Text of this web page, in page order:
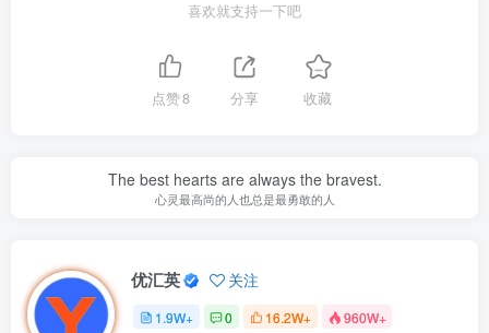
喜欢就支持一下吧
点赞8 分享 收藏
The best hearts are always the bravest.
心灵最高尚的人也总是最勇敢的人
优汇英 关注
1.9W+ 0 16.2W+ 960W+